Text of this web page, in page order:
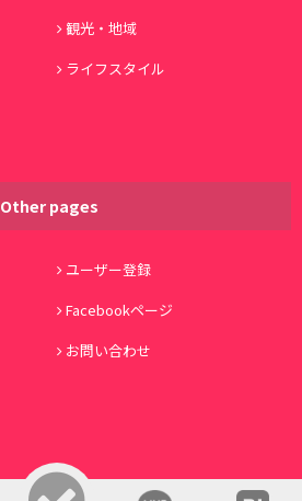
観光・地域
ライフスタイル
Other pages
ユーザー登録
Facebookページ
お問い合わせ